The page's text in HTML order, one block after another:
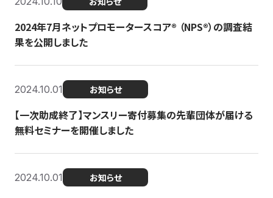
2024年7月ネットプロモータースコア®︎ （NPS®︎）の調査結
果を公開しました
2024.10.01 お知らせ
【一次助成終了】マンスリー寄付募集の先輩団体が届ける
無料セミナーを開催しました
2024.10.01 お知らせ